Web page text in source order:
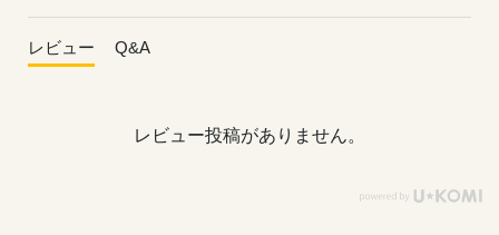
レビュー Q&A
レビュー投稿がありません。